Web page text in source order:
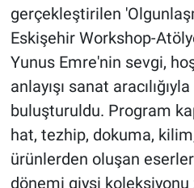
gerçekleştirilen
Eskişehir Workshop-
Yunus Emre'nin sevgi,
anlayışı sanat
buluşturuldu. Program
hat, tezhip, dokuma,
ürünlerden oluşan
dönemi giysi